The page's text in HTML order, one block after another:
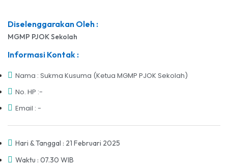
Diselenggarakan Oleh :
MGMP PJOK Sekolah
Informasi Kontak :
Nama : Sukma Kusuma (Ketua MGMP PJOK Sekolah)
No. HP :-
Email : -
Hari & Tanggal : 21 Februari 2025
Waktu : 07.30 WIB